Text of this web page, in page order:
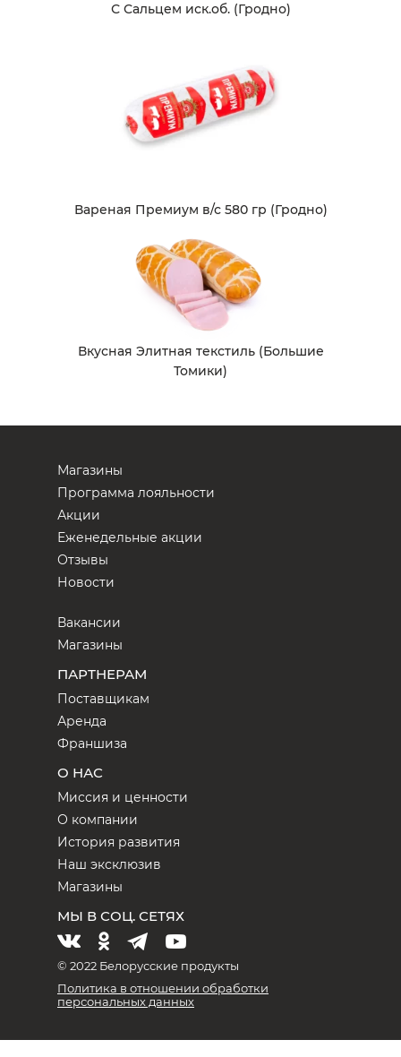
С Сальцем иск.об. (Гродно)
Вареная Премиум в/с 580 гр (Гродно)
Вкусная Элитная текстиль (Большие
Томики)
Магазины
Программа лояльности
Акции
Еженедельные акции
Отзывы
Новости
Вакансии
Магазины
ПАРТНЕРАМ
Поставщикам
Аренда
Франшиза
О НАС
Миссия и ценности
О компании
История развития
Наш эксклюзив
Магазины
МЫ В СОЦ. СЕТЯХ
© 2022 Белорусские продукты
Политика в отношении обработки
персональных данных